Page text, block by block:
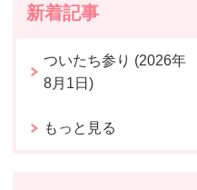
新着記事
ついたち参り (2026年
8月1日)
もっと見る